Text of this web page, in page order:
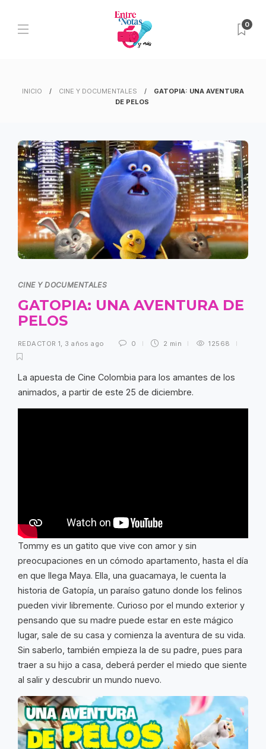
0
INICIO CINE Y DOCUMENTALES
GATOPIA: UNA AVENTURA
DE PELOS
CINE Y DOCUMENTALES
GATOPIA: UNA AVENTURA DE
PELOS
REDACTOR 1, 3 años ago 0 2 min 12568
La apuesta de Cine Colombia para los amantes de los
animados, a partir de este 25 de diciembre.
Tommy es un gatito que vive con amor y sin
preocupaciones en un cómodo apartamento, hasta el día
en que llega Maya. Ella, una guacamaya, le cuenta la
historia de Gatopía, un paraíso gatuno donde los felinos
pueden vivir libremente. Curioso por el mundo exterior y
pensando que su madre puede estar en este mágico
lugar, sale de su casa y comienza la aventura de su vida.
Sin saberlo, también empieza la de su padre, pues para
traer a su hijo a casa, deberá perder el miedo que siente
al salir y descubrir un mundo nuevo.